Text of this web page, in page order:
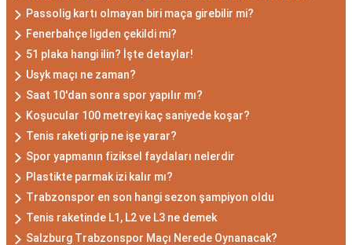
Passolig kartı olmayan biri maça girebilir mi?
Fenerbahçe ligden çekildi mi?
51 plaka hangi ilin? İşte detaylar!
Usyk maçı ne zaman?
Saat 10'dan sonra spor yapılır mı?
Koşucular 100 metreyi kaç saniyede koşar?
Tenis raketi grip ne işe yarar?
Spor yapmanın fiziksel faydaları nelerdir
Plastikte parmak izi kalır mı?
Trabzonspor en son hangi sezon şampiyon oldu
Tenis raketinde L1, L2 ve L3 ne demek
Salzburg Trabzonspor Maçı Nerede Oynanacak?